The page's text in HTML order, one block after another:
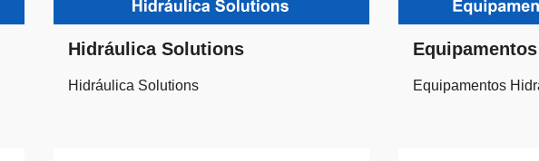
Hidráulica Solutions
Hidráulica Solutions Equipamentos